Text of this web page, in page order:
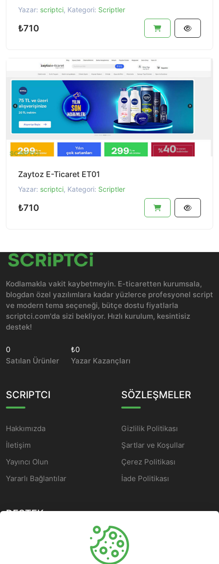
Yazar: scriptci, Kategori: Scriptler
₺710
Zaytoz E-Ticaret ET01
Yazar: scriptci, Kategori: Scriptler
₺710
Kodlamakla vakit kaybetmeyin. E-ticaretten kurumsala,
blogdan özel yazılımlara kadar yüzlerce profesyonel script
ve modern tema seçeneği, bütçe dostu fiyatlarla
scriptci.com'da sizi bekliyor. Hızlı kurulum, kesintisiz
destek!
0
Satılan Ürünler
₺0
Yazar Kazançları
SCRIPTCI
Hakkımızda
İletişim
Yayıncı Olun
Yararlı Bağlantılar
SÖZLEŞMELER
Gizlilik Politikası
Şartlar ve Koşullar
Çerez Politikası
İade Politikası
DESTEK